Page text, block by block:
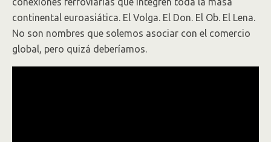
continental euroasiática. El Volga. El Don. El Ob. El Lena.
No son nombres que solemos asociar con el comercio
global, pero quizá deberíamos.